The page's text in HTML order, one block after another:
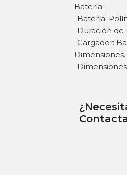
Batería:
-Batería:
-Duración de
-Cargador:
Dimensiones.
-